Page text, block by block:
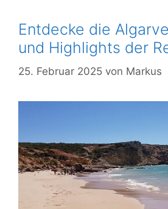
Entdecke die
und Highlights der
25. Februar 2025 von Markus